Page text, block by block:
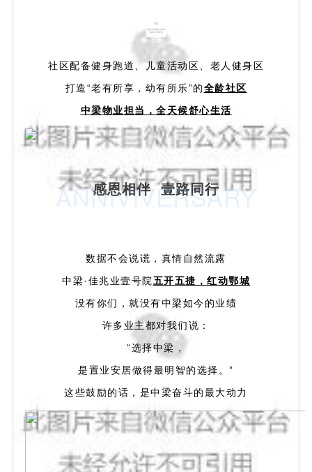
养
社区配备健身跑道、儿童活动区、老人健身区
打造“老有所享，幼有所乐”的全龄社区
中梁物业担当，全天候舒心生活
ANNIVIVERSARY
感恩相伴 壹路同行
数据不会说谎，真情自然流露
中梁·佳兆业壹号院五开五捷，红动鄂城
没有你们，就没有中梁如今的业绩
许多业主都对我们说：
“选择中梁，
是置业安居做得最明智的选择。”
这些鼓励的话，是中梁奋斗的最大动力